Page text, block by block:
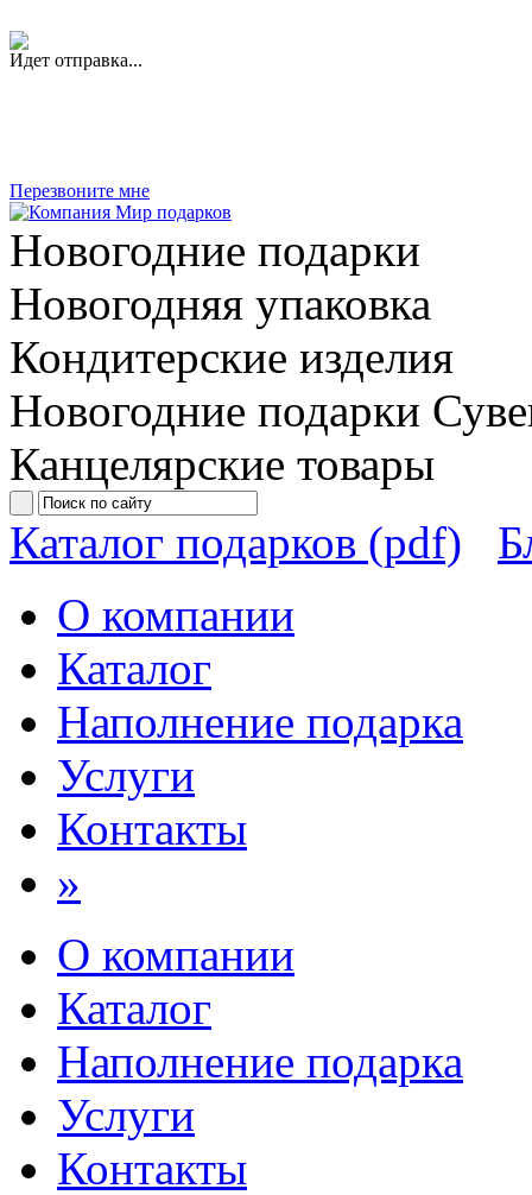
Идет отправка...
Перезвоните мне
Новогодние подарки
Новогодняя упаковка
Кондитерские изделия
Новогодние подарки
Канцелярские товары
Каталог подарков (pdf)
О компании
Каталог
Наполнение подарка
Услуги
Контакты
»
О компании
Каталог
Наполнение подарка
Услуги
Контакты